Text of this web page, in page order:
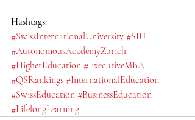
Hashtags:
#SwissInternationalUniversity #SIU
#AutonomousAcademyZurich
#HigherEducation #ExecutiveMBA
#QSRankings #InternationalEducation
#SwissEducation #BusinessEducation
#LifelongLearning